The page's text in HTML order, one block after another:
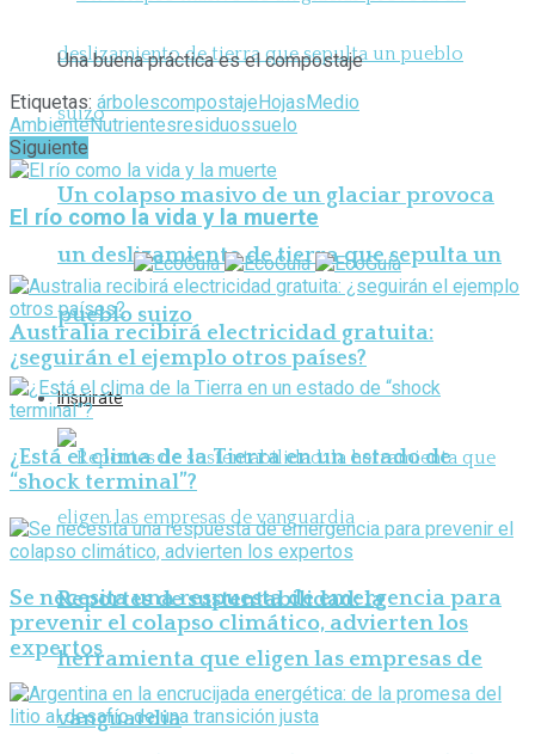
Un colapso masivo de un glaciar provoca
un deslizamiento de tierra que sepulta un
pueblo suizo
Inspirate
Reportes de sustentabilidad: la
herramienta que eligen las empresas de
vanguardia
Una buena práctica es el compostaje
Etiquetas: árbolescompostajeHojasMedio
AmbienteNutrientesresiduossuelo
Siguiente
El río como la vida y la muerte
Australia recibirá electricidad gratuita:
¿seguirán el ejemplo otros países?
¿Está el clima de la Tierra en un estado de
“shock terminal”?
Se necesita una respuesta de emergencia para
prevenir el colapso climático, advierten los
expertos